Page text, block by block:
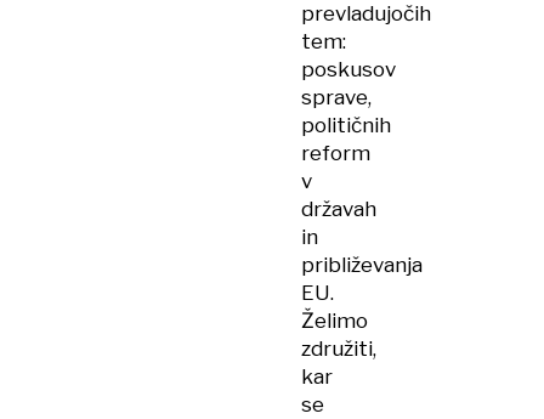
prevladujočih
tem:
poskusov
sprave,
političnih
reform
v
državah
in
približevanja
EU.
Želimo
združiti,
kar
se